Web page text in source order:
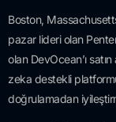
Boston,
pazar lideri olan
olan DevOcean’ı
zeka destekli
doğrulamadan